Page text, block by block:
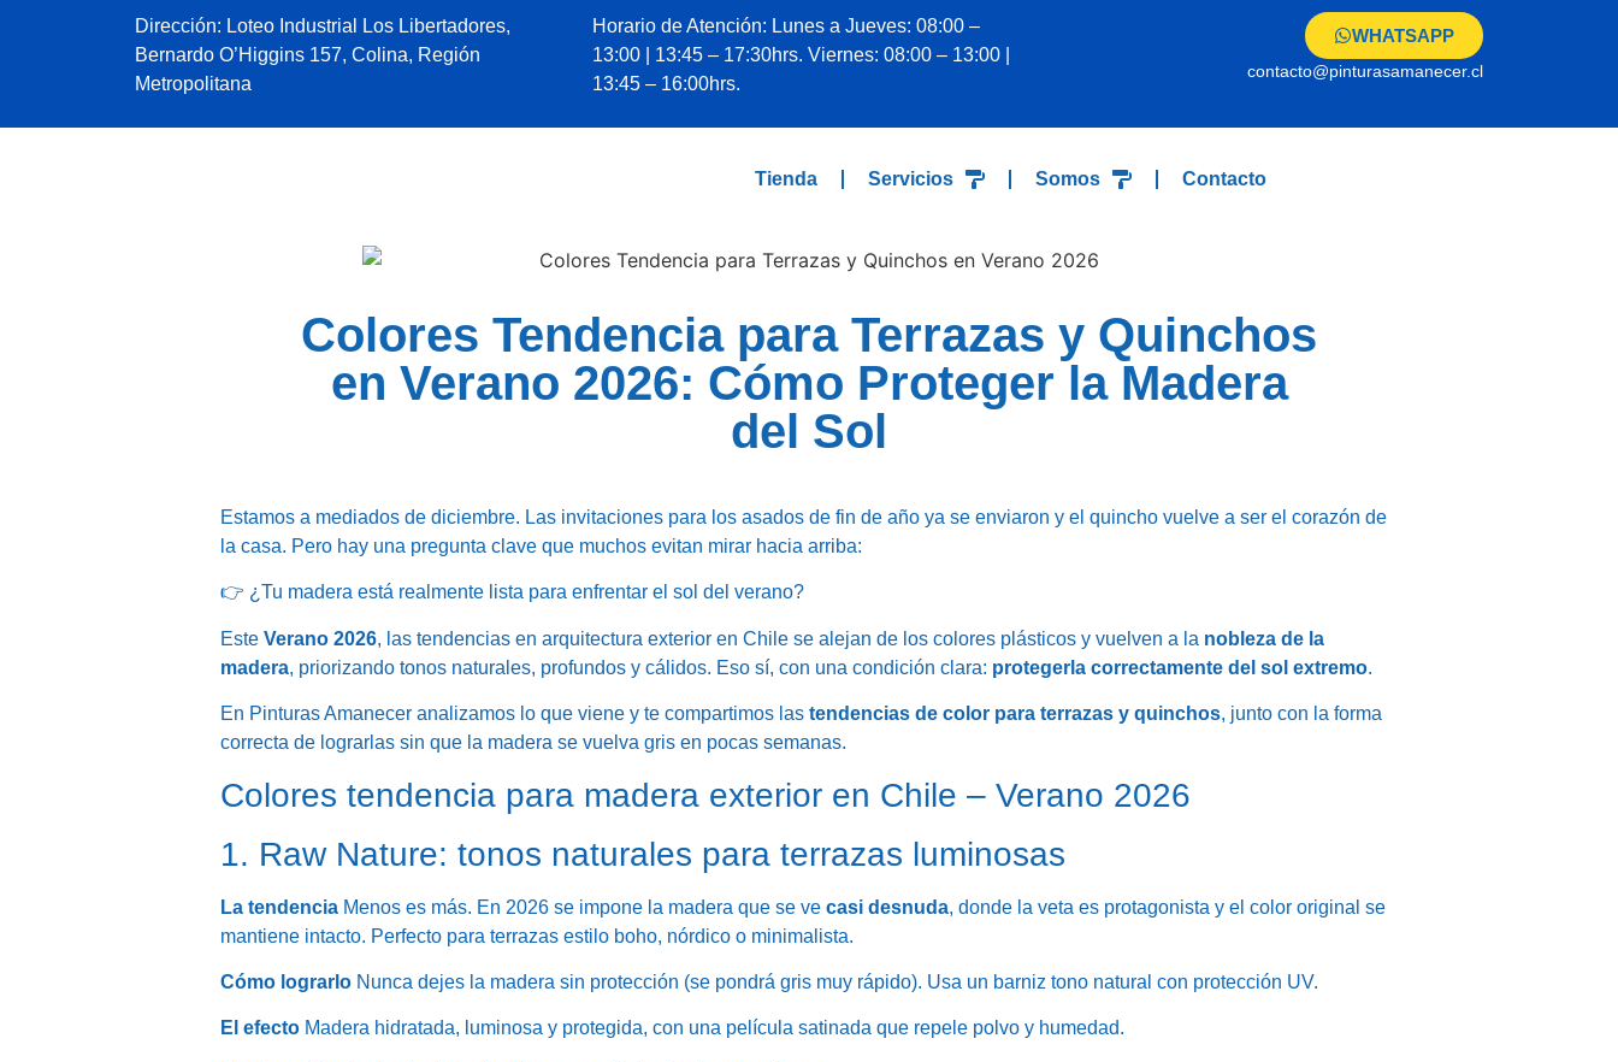
Dirección: Loteo Industrial Los Libertadores,
Bernardo O’Higgins 157, Colina, Región
Metropolitana
Horario de Atención: Lunes a Jueves: 08:00 –
13:00 | 13:45 – 17:30hrs. Viernes: 08:00 – 13:00 |
13:45 – 16:00hrs.
WHATSAPP
contacto@pinturasamanecer.cl
Tienda Servicios Somos Contacto
Colores Tendencia para Terrazas y Quinchos
en Verano 2026: Cómo Proteger la Madera
del Sol
Estamos a mediados de diciembre. Las invitaciones para los asados de fin de año ya se enviaron y el quincho vuelve a ser el corazón de
la casa. Pero hay una pregunta clave que muchos evitan mirar hacia arriba:
👉 ¿Tu madera está realmente lista para enfrentar el sol del verano?
Este Verano 2026, las tendencias en arquitectura exterior en Chile se alejan de los colores plásticos y vuelven a la nobleza de la
madera, priorizando tonos naturales, profundos y cálidos. Eso sí, con una condición clara: protegerla correctamente del sol extremo.
En Pinturas Amanecer analizamos lo que viene y te compartimos las tendencias de color para terrazas y quinchos, junto con la forma
correcta de lograrlas sin que la madera se vuelva gris en pocas semanas.
Colores tendencia para madera exterior en Chile – Verano 2026
1. Raw Nature: tonos naturales para terrazas luminosas
La tendencia Menos es más. En 2026 se impone la madera que se ve casi desnuda, donde la veta es protagonista y el color original se
mantiene intacto. Perfecto para terrazas estilo boho, nórdico o minimalista.
Cómo lograrlo Nunca dejes la madera sin protección (se pondrá gris muy rápido). Usa un barniz tono natural con protección UV.
El efecto Madera hidratada, luminosa y protegida, con una película satinada que repele polvo y humedad.